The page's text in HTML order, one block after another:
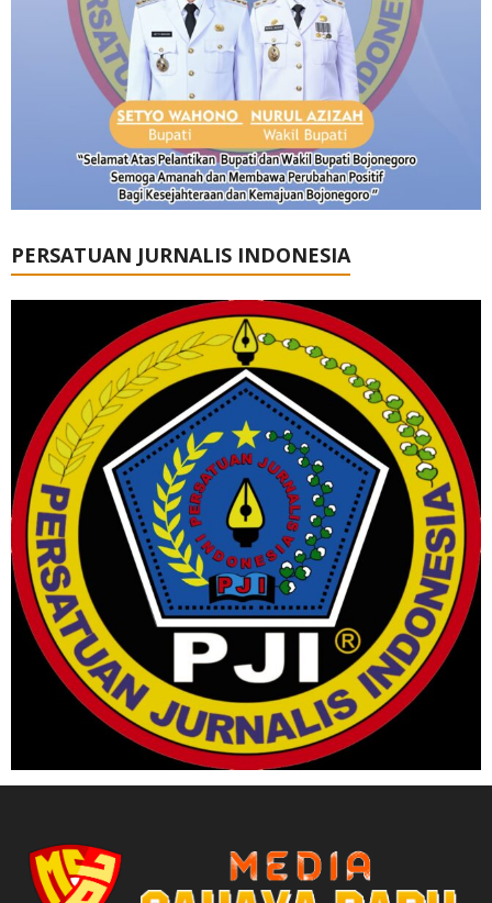
PERSATUAN JURNALIS INDONESIA